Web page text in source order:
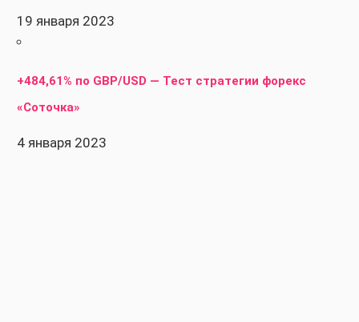
19 января 2023
+484,61% по GBP/USD — Тест стратегии форекс
«Соточка»
4 января 2023